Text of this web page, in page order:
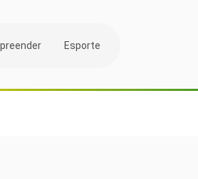
Esporte